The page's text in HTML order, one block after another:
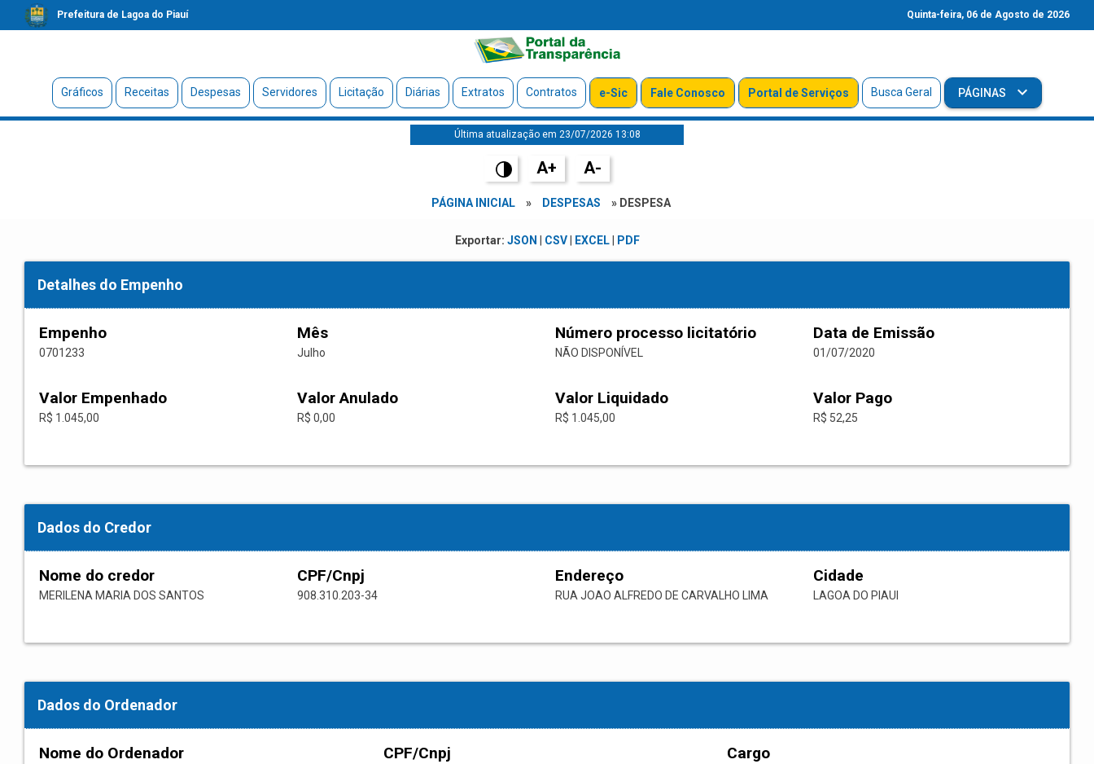
Prefeitura de Lagoa do Piauí Quinta-feira, 06 de Agosto de 2026
Gráficos Receitas Despesas Servidores Licitação Diárias Extratos Contratos e-Sic Fale Conosco Portal de Serviços Busca Geral PÁGINAS
Última atualização em 23/07/2026 13:08
A+ A-
PÁGINA INICIAL » DESPESAS » DESPESA
Exportar: JSON CSV| EXCEL| PDF
Detalhes do Empenho
Empenho
0701233
Mês
Julho
Número processo licitatório
NÃO DISPONÍVEL
Data de Emissão
01/07/2020
Valor Empenhado
R$ 1.045,00
Valor Anulado
R$ 0,00
Valor Liquidado
R$ 1.045,00
Valor Pago
R$ 52,25
Dados do Credor
Nome do credor
MERILENA MARIA DOS SANTOS
CPF/Cnpj
908.310.203-34
Endereço
RUA JOAO ALFREDO DE CARVALHO LIMA
Cidade
LAGOA DO PIAUI
Dados do Ordenador
Nome do Ordenador CPF/Cnpj Cargo